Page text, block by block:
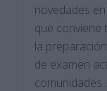
novedades
que conviene
la
de examen
comunidades